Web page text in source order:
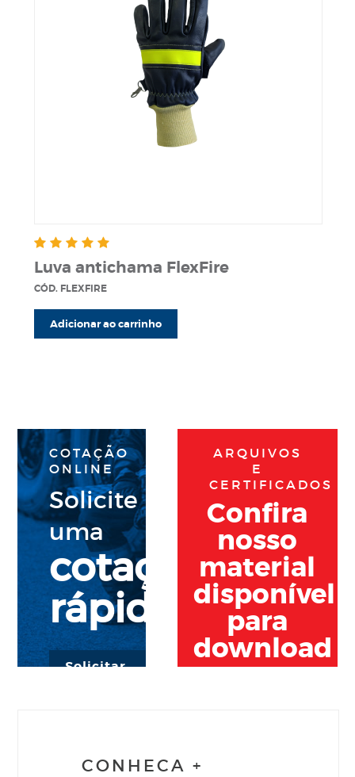
Luva antichama FlexFire
CÓD. FLEXFIRE
Adicionar ao carrinho
COTAÇÃO
ONLINE
Solicite
uma
cotação
rápida
Solicitar
ARQUIVOS
E
CERTIFICADOS
Confira
nosso
material
disponível
para
download
CONHECA +